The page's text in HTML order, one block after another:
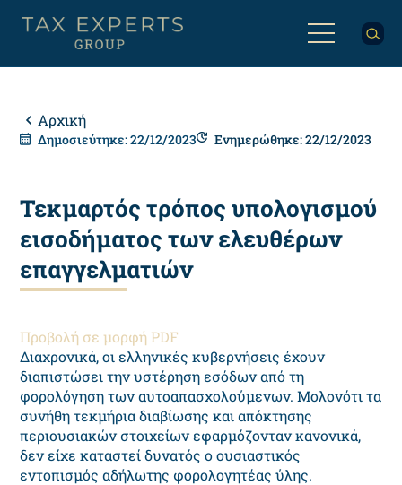
προς
κυρίως
Breadcrumb
Αρχική
Δημοσιεύτηκε: 22/12/2023 Ενημερώθηκε: 22/12/2023
Τεκμαρτός τρόπος υπολογισμού
εισοδήματος των ελευθέρων
επαγγελματιών
Προβολή σε μορφή PDF
Διαχρονικά, οι ελληνικές κυβερνήσεις έχουν
διαπιστώσει την υστέρηση εσόδων από τη
φορολόγηση των αυτοαπασχολούμενων. Μολονότι τα
συνήθη τεκμήρια διαβίωσης και απόκτησης
περιουσιακών στοιχείων εφαρμόζονταν κανονικά,
δεν είχε καταστεί δυνατός ο ουσιαστικός
εντοπισμός αδήλωτης φορολογητέας ύλης.